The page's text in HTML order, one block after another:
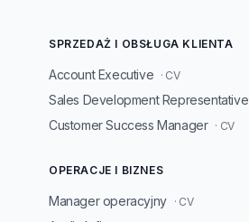
SPRZEDAŻ I OBSŁUGA KLIENTA
Account Executive · CV
Sales Development Representative
Customer Success Manager · CV
OPERACJE I BIZNES
Manager operacyjny · CV